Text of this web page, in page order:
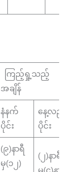
ကြည့်ရှု့သည့်
အချိန်
နံနက်
ပိုင်း
နေ့လည်
ပိုင်း
(၉)နာရီ
မှ(၁၂)
(၂)နာရီ